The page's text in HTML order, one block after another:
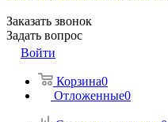
Заказать звонок
Задать вопрос
Войти
Корзина0
Отложенные0